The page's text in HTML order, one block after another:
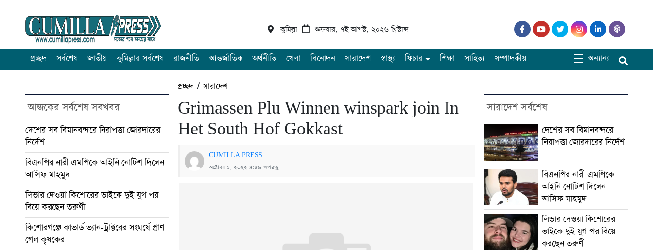
কুমিল্লা শুক্রবার, ৭ই আগস্ট, ২০২৬ খ্রিস্টাব্দ
প্রচ্ছদ সর্বশেষ জাতীয় কুমিল্লার সর্বশেষ রাজনীতি আন্তর্জাতিক অর্থনীতি খেলা বিনোদন সারাদেশ স্বাস্থ্য ফিচার শিক্ষা সাহিত্য সম্পাদকীয় অন্যান্য
আজকের সর্বশেষ সবখবর
দেশের সব বিমানবন্দরে নিরাপত্তা জোরদারের
নির্দেশ
বিএনপির নারী এমপিকে আইনি নোটিশ দিলেন
আসিফ মাহমুদ
লিভার দেওয়া কিশোরের ভাইকে দুই যুগ পর
বিয়ে করছেন তরুণী
কিশোরগঞ্জে কাভার্ড ভ্যান-ট্রাক্টরের সংঘর্ষে প্রাণ
গেল কৃষকের
প্রচ্ছদ/সারাদেশ
Grimassen Plu Winnen winspark join In
Het South Hof Gokkast
CUMILLA PRESS
অক্টোবর ১, ২০২২ ৪:৫৯ অপরাহ্ণ
সারাদেশ সর্বশেষ
দেশের সব বিমানবন্দরে
নিরাপত্তা জোরদারের নির্দেশ
বিএনপির নারী এমপিকে
আইনি নোটিশ দিলেন
আসিফ মাহমুদ
লিভার দেওয়া কিশোরের
ভাইকে দুই যুগ পর বিয়ে
করছেন তরুণী